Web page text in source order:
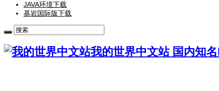
JAVA环境下载
基岩国际版下载
我的世界中文站 国内知